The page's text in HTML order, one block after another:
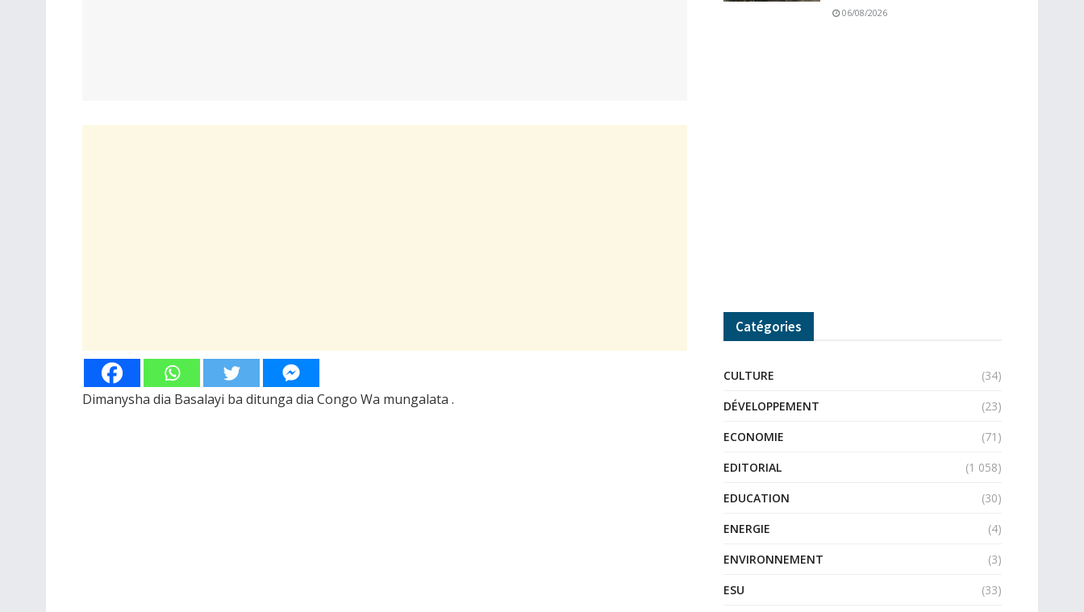
Dimanysha dia Basalayi ba ditunga dia Congo Wa mungalata .
06/08/2026
Catégories
CULTURE
(34)
DÉVELOPPEMENT
(23)
ECONOMIE
(71)
EDITORIAL
(1 058)
EDUCATION
(30)
ENERGIE
(4)
ENVIRONNEMENT
(3)
ESU
(33)